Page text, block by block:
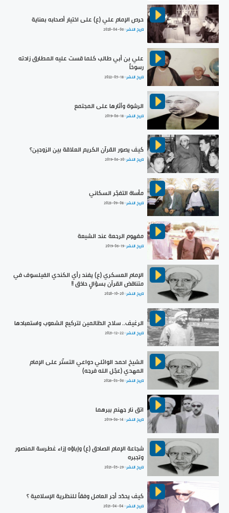
حرص الإمام علي (ع) على اختيار أصحابه بعناية
تاريخ النشر :2020-04-06
علي بن أبي طالب كلما قست عليه المطارق زادته
رسوخاً
تاريخ النشر :2022-05-18
الرشوة وآثارها على المجتمع
تاريخ النشر :2019-06-18
كيف يصور القرآن الكريم العلاقة بين الزوجين؟
تاريخ النشر :2019-06-30
مأساة التفجّر السكاني
تاريخ النشر :2023-09-08
مفهوم الرجعة عند الشيعة
تاريخ النشر :2019-06-19
الإمام العسكري (ع) يفند رأي الكندي الفيلسوف في
متناقض القرآن بسؤالٍ حاذق !!
تاريخ النشر :2020-10-20
الرغيف.. سلاح الظالمين لتركيع الشعوب واستعبادها
تاريخ النشر :2021-12-22
الشيخ احمد الوائلي دواعي التستّر على الإمام
المهدي (عجّل الله فرجه)
تاريخ النشر :2026-03-06
اتق نار جهنم ببرهما
تاريخ النشر : 2019-06-14
شجاعة الإمام الصادق (ع) وإباؤه إزاء غطرسة المنصور
وتجبره
تاريخ النشر :2021-05-29
كيف يحدّد أجر العامل وفقاً للنظرية الإسلامية ؟
تاريخ النشر : 2021-04-04